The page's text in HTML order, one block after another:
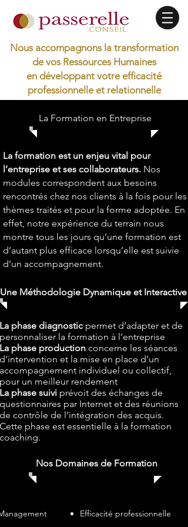
Nous accompagnons la transformation
de vos Ressources Humaines
en développant votre efficacité
professionnelle et relationnelle
La formation est un enjeu vital pour
l’entreprise et ses collaborateurs. Nos
modules correspondent aux besoins
rencontrés chez nos clients à la fois pour les
thèmes traités et pour la forme adoptée. En
effet, notre expérience du terrain nous
montre tous les jours qu’une formation est
d’autant plus efficace lorsqu’elle est suivie
d’un accompagnement.
La phase diagnostic permet d’adapter et de
personnaliser la formation à l’entreprise
La phase production concerne les séances
d’intervention et la mise en place d’un
accompagnement individuel ou collectif,
pour un meilleur rendement
La phase suivi prévoit des échanges de
questionnaires par Internet et des réunions
de contrôle de l’intégration des acquis.
Cette phase est essentielle à la formation
coaching.
Efficacité professionnelle
Nos Domaines de Formation
La Formation en Entreprise
Une Méthodologie Dynamique et Interactive